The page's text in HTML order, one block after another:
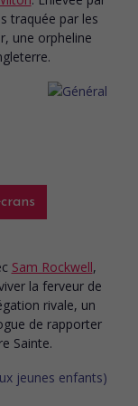
traquée par les
une orpheline
Sam Rockwell,
la ferveur de
rivale, un
de rapporter
Sainte.